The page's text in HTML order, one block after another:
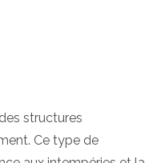
structures
Ce type de